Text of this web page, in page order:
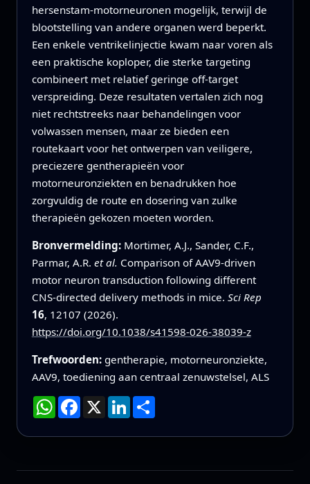
hersenstam-motorneuronen mogelijk, terwijl de
blootstelling van andere organen werd beperkt.
Een enkele ventrikelinjectie kwam naar voren als
een praktische koploper, die sterke targeting
combineert met relatief geringe off-target
verspreiding. Deze resultaten vertalen zich nog
niet rechtstreeks naar behandelingen voor
volwassen mensen, maar ze bieden een
routekaart voor het ontwerpen van veiligere,
preciezere gentherapieën voor
motorneuronziekten en benadrukken hoe
zorgvuldig de route en dosering van zulke
therapieën gekozen moeten worden.
Bronvermelding: Mortimer, A.J., Sander, C.F.,
Parmar, A.R. et al. Comparison of AAV9-driven
motor neuron transduction following different
CNS-directed delivery methods in mice. Sci Rep
16, 12107 (2026).
https://doi.org/10.1038/s41598-026-38039-z
Trefwoorden: gentherapie, motorneuronziekte,
AAV9, toediening aan centraal zenuwstelsel, ALS
WhatsApp
Facebook
X LinkedIn
Deel